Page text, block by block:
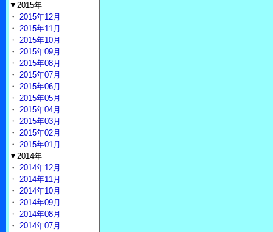
▼2015年
・ 2015年12月
・ 2015年11月
・ 2015年10月
・ 2015年09月
・ 2015年08月
・ 2015年07月
・ 2015年06月
・ 2015年05月
・ 2015年04月
・ 2015年03月
・ 2015年02月
・ 2015年01月
▼2014年
・ 2014年12月
・ 2014年11月
・ 2014年10月
・ 2014年09月
・ 2014年08月
・ 2014年07月